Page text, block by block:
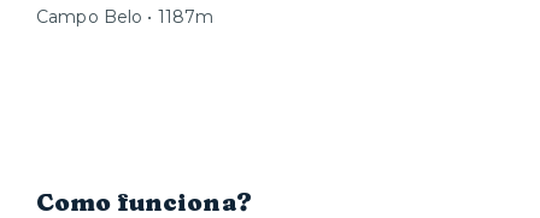
Campo Belo • 1187m
Como funciona?